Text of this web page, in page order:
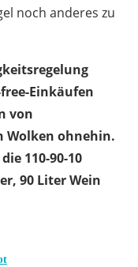
noch anderes zu
Einkäufen
von
Wolken ohnehin.
110-90-10
90 Liter Wein